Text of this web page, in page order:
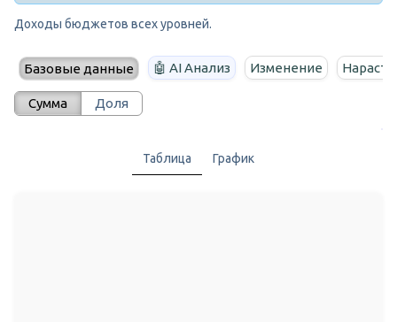
Доходы бюджетов всех уровней.
Базовые данные 🤖 AI Анализ Изменение
Сумма Доля
Таблица График